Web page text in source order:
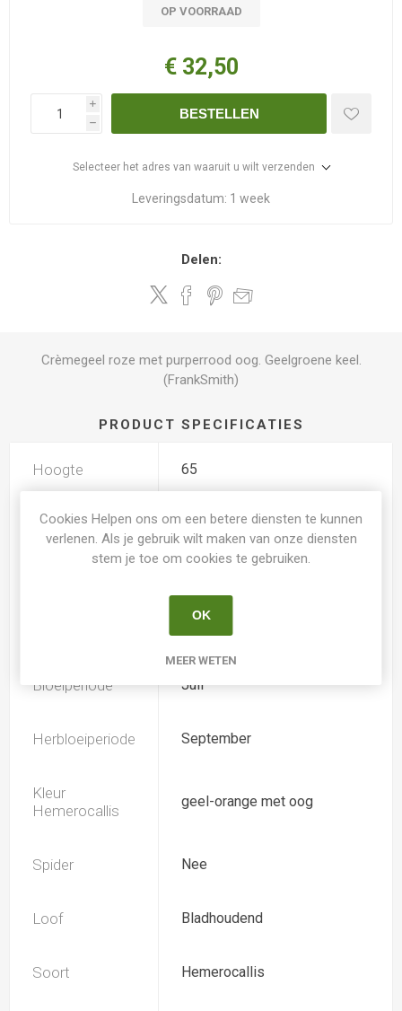
OP VOORRAAD
€ 32,50
i
h
BESTELLEN
Selecteer het adres van waaruit u wilt verzenden
Leveringsdatum: 1 week
Delen:
Crèmegeel roze met purperrood oog. Geelgroene keel.
(FrankSmith)
PRODUCT SPECIFICATIES
Hoogte 65
Geurend Nee
Bloeiperiode Juli
Herbloeiperiode September
Kleur
Hemerocallis
geel-orange met oog
Spider Nee
Loof Bladhoudend
Soort Hemerocallis
Cookies Helpen ons om een betere diensten te kunnen
verlenen. Als je gebruik wilt maken van onze diensten
stem je toe om cookies te gebruiken.
OK
MEER WETEN